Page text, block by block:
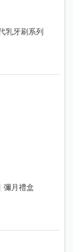
乳牙刷系列
彌月禮盒